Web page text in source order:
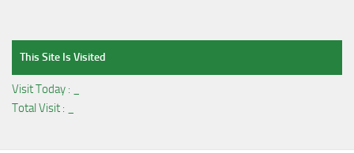
This Site Is Visited
Visit Today :
Total Visit :